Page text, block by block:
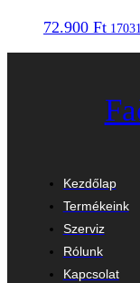
72.900 Ft
Kezdőlap
Termékeink
Szerviz
Rólunk
Kapcsolat